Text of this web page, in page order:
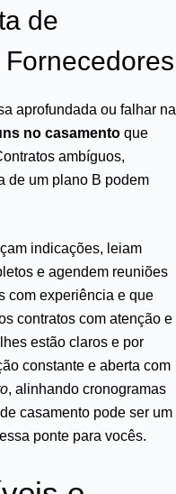
de
aprofundada ou falhar na
no casamento que
ambíguos,
de um plano B podem
indicações, leiam
e agendem reuniões
com experiência e que
contratos com atenção e
estão claros e por
constante e aberta com
, alinhando cronogramas
casamento pode ser um
ponte para vocês.